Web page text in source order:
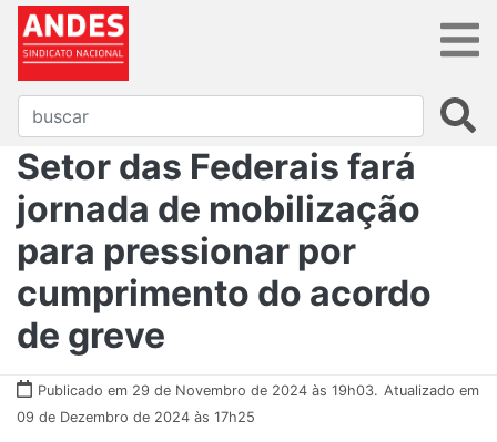
Setor das Federais fará
jornada de mobilização
para pressionar por
cumprimento do acordo
de greve
Publicado em 29 de Novembro de 2024 às 19h03. Atualizado em
09 de Dezembro de 2024 às 17h25